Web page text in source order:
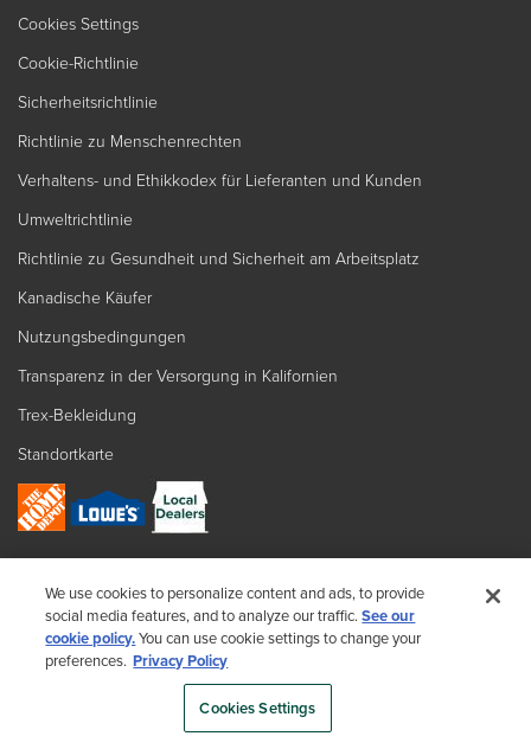
Cookies Settings
Cookie-Richtlinie
Sicherheitsrichtlinie
Richtlinie zu Menschenrechten
Verhaltens- und Ethikkodex für Lieferanten und Kunden
Umweltrichtlinie
Richtlinie zu Gesundheit und Sicherheit am Arbeitsplatz
Kanadische Käufer
Nutzungsbedingungen
Transparenz in der Versorgung in Kalifornien
Trex-Bekleidung
Standortkarte
Alle Einzelhändler finden
Rufen Sie uns an: 1-800-BUY-TREX
Copyright © 2025 Trex Company, Inc. Alle Rechte vorbehalten.
We use cookies to personalize content and ads, to provide
social media features, and to analyze our traffic.See our
cookie policy.You can use cookie settings to change your
preferences. Privacy Policy
Cookies Settings